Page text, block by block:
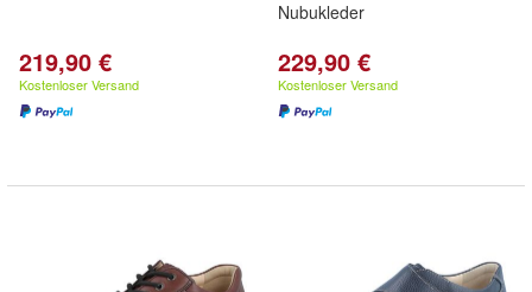
219,90 €
Kostenloser Versand
Nubukleder
229,90 €
Kostenloser Versand